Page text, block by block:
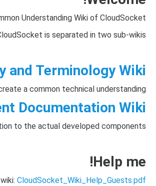
Understanding Wiki of CloudSocket!
is separated in two sub-wikis:
and Terminology Wiki
a common technical understanding.
Documentation Wiki
to the actual developed components.
Help me!
CloudSocket_Wiki_Help_Guests.pdf